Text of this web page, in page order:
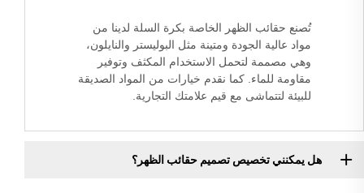
تُصنع حقائب الظهر الخاصة بكرة السلة لدينا من
مواد عالية الجودة ومتينة مثل البوليستر والنايلون،
وهي مصممة لتحمل الاستخدام المكثف وتوفير
مقاومة للماء. كما نقدم خيارات من المواد الصديقة
للبيئة لتتماشى مع قيم علامتك التجارية.
هل يمكنني تخصيص تصميم حقائب الظهر؟